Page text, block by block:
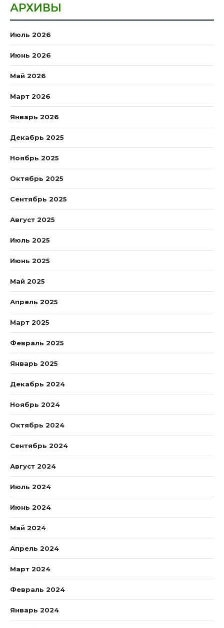
АРХИВЫ
Июль 2026
Июнь 2026
Май 2026
Март 2026
Январь 2026
Декабрь 2025
Ноябрь 2025
Октябрь 2025
Сентябрь 2025
Август 2025
Июль 2025
Июнь 2025
Май 2025
Апрель 2025
Март 2025
Февраль 2025
Январь 2025
Декабрь 2024
Ноябрь 2024
Октябрь 2024
Сентябрь 2024
Август 2024
Июль 2024
Июнь 2024
Май 2024
Апрель 2024
Март 2024
Февраль 2024
Январь 2024